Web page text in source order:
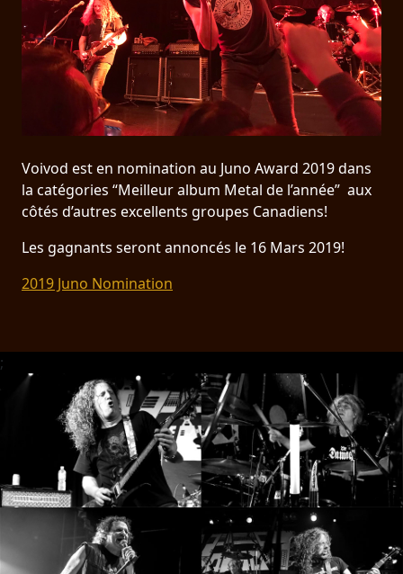
CONNEXION
SOMMES
CONNECTÉS
CONDITIONS
D'UTILISATION
POLITIQUE
CONFIDENTIALITÉ
CREDITS
CHOISIR
UN
THÈME
SYMPHONIQUE
Voivod est en nomination au Juno Award 2019 dans
la catégories “Meilleur album Metal de l’année” aux
côtés d’autres excellents groupes Canadiens!
Les gagnants seront annoncés le 16 Mars 2019!
2019 Juno Nomination
;